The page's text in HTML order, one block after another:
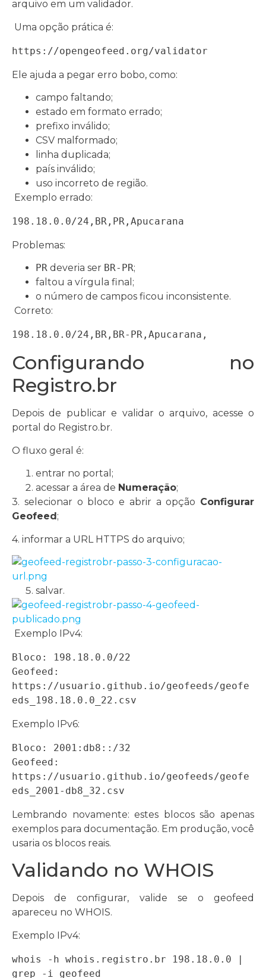
arquivo em um validador.
Uma opção prática é:
https://opengeofeed.org/validator
Ele ajuda a pegar erro bobo, como:
campo faltando;
estado em formato errado;
prefixo inválido;
CSV malformado;
linha duplicada;
país inválido;
uso incorreto de região.
Exemplo errado:
198.18.0.0/24,BR,PR,Apucarana
Problemas:
PR deveria ser BR-PR;
faltou a vírgula final;
o número de campos ficou inconsistente.
Correto:
198.18.0.0/24,BR,BR-PR,Apucarana,
Configurando no
Registro.br
Depois de publicar e validar o arquivo, acesse o
portal do Registro.br.
O fluxo geral é:
entrar no portal;
acessar a área de Numeração;
3. selecionar o bloco e abrir a opção Configurar
Geofeed ;
4. informar a URL HTTPS do arquivo;
salvar.
Exemplo IPv4:
Bloco: 198.18.0.0/22
Geofeed:
https://usuario.github.io/geofeeds/geofe
eds_198.18.0.0_22.csv
Exemplo IPv6:
Bloco: 2001:db8::/32
Geofeed:
https://usuario.github.io/geofeeds/geofe
eds_2001-db8_32.csv
Lembrando novamente: estes blocos são apenas
exemplos para documentação. Em produção, você
usaria os blocos reais.
Validando no WHOIS
Depois de configurar, valide se o geofeed
apareceu no WHOIS.
Exemplo IPv4:
whois -h whois.registro.br 198.18.0.0 |
grep -i geofeed